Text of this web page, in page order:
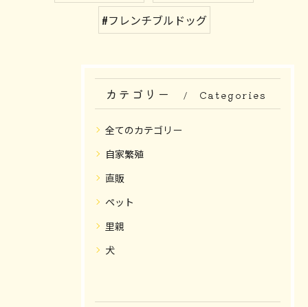
#フレンチブルドッグ
カテゴリー Categories
全てのカテゴリー
自家繁殖
直販
ペット
里親
犬